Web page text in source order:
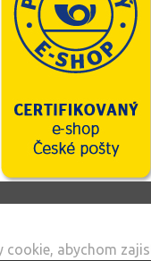
cookie, abychom